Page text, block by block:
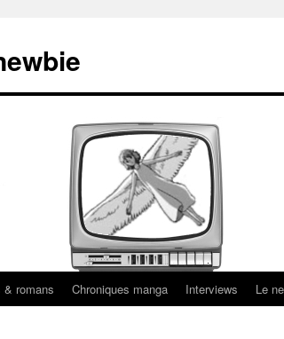
& romans Chroniques manga Interviews Le